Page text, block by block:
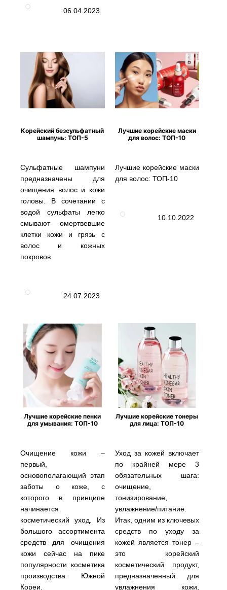
06.04.2023
Корейский безсульфатный
шампунь: ТОП-5
Сульфатные шампуни
предназначены для
очищения волос и кожи
головы. В сочетании с
водой сульфаты легко
смывают омертвевшие
клетки кожи и грязь с
волос и кожных
покровов.
24.07.2023
Лучшие корейские маски
для волос: ТОП-10
Лучшие корейские маски
для волос: ТОП-10
10.10.2022
Лучшие корейские пенки
для умывания: ТОП-10
Очищение кожи –
первый,
основополагающий этап
заботы о коже, с
которого в принципе
начинается
косметический уход. Из
большого ассортимента
средств для очищения
кожи сейчас на пике
популярности косметика
производства Южной
Кореи.
Лучшие корейские тонеры
для лица: ТОП-10
Уход за кожей включает
по крайней мере 3
обязательных шага:
очищение,
тонизирование,
увлажнение/питание.
Итак, одним из ключевых
средств по уходу за
кожей является тонер –
это корейский
косметический продукт,
предназначенный для
увлажнения кожи,